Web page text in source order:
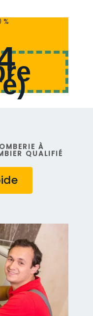
s
%
)
À
QUALIFIÉ